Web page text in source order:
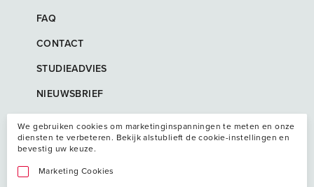
FAQ
CONTACT
STUDIEADVIES
NIEUWSBRIEF
We gebruiken cookies om marketinginspanningen te meten en onze
diensten te verbeteren. Bekijk alstublieft de cookie-instellingen en
bevestig uw keuze.
Marketing Cookies